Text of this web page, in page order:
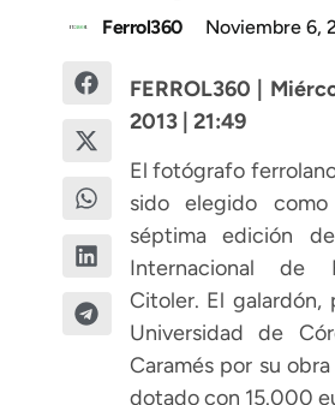
Ferrol360 Noviembre 6,
FERROL360 |
2013 | 21:49
El fotógrafo
sido elegido
séptima edición
Internacional de
Citoler. El galardón,
Universidad de
Caramés por su obra
dotado con 15.000